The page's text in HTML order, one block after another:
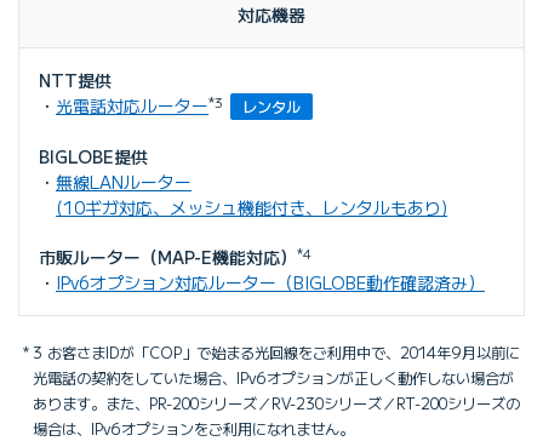
対応機器
NTT提供
光電話対応ルーター*3 レンタル
BIGLOBE提供
無線LANルーター
(10ギガ対応、メッシュ機能付き、レンタルもあり)
市販ルーター（MAP-E機能対応） *4
IPv6オプション対応ルーター（BIGLOBE動作確認済み）
3 お客さまIDが「COP」で始まる光回線をご利用中で、2014年9月以前に
光電話の契約をしていた場合、IPv6オプションが正しく動作しない場合が
あります。また、PR-200シリーズ／RV-230シリーズ／RT-200シリーズの
場合は、IPv6オプションをご利用になれません。